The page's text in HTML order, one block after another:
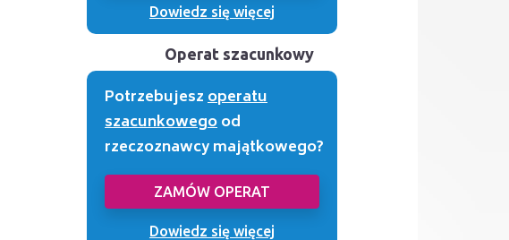
Dowiedz się więcej
Operat szacunkowy
Potrzebujeszoperatu
szacunkowegood
rzeczoznawcy majątkowego?
ZAMÓW OPERAT
Dowiedz się więcej